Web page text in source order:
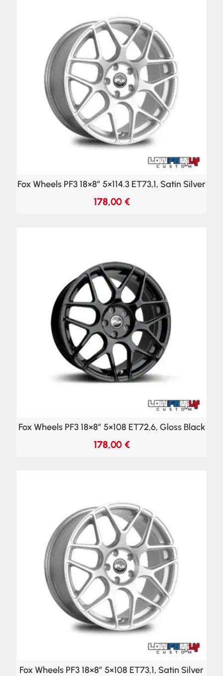
Fox Wheels PF3 18×8″ 5×114.3 ET73,1, Satin Silver
178,00 €
Fox Wheels PF3 18×8″ 5×108 ET72,6, Gloss Black
178,00 €
Fox Wheels PF3 18×8″ 5×108 ET73,1, Satin Silver